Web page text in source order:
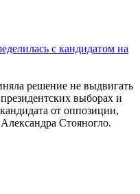
с кандидатом на
решение не выдвигать
выборах и
от оппозиции,
Стояногло.